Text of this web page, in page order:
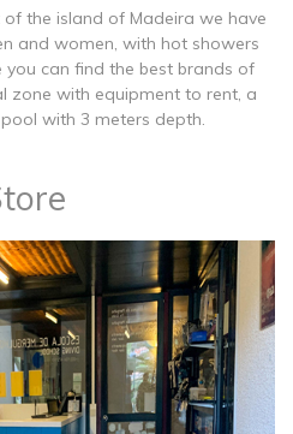
the island of Madeira we have
and women, with hot showers
can find the best brands of
zone with equipment to rent, a
with 3 meters depth.